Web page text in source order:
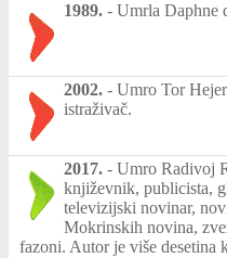
1989. - Umrla Daphne
2002. - Umro Tor
istraživač.
2017. - Umro Radivoj
književnik, publicista,
televizijski novinar,
Mokrinskih novina,
fazoni. Autor je više desetina